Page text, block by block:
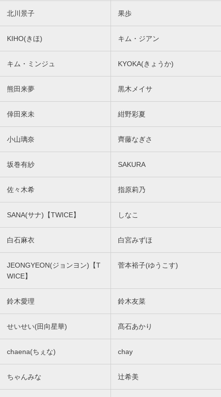
北川景子 果歩
KIHO(きほ) キム・ジアン
キム・ミンジュ KYOKA(きょうか)
熊田来夢 黒木メイサ
倖田來未 紺野彩夏
小山璃奈 齊藤なぎさ
坂巻有紗 SAKURA
佐々木希 指原莉乃
SANA(サナ)【TWICE】 しなこ
白石麻衣 白宮みずほ
JEONGYEON(ジョンヨン)【T
WICE】
菅本裕子(ゆうこす)
鈴木愛理 鈴木友菜
せいせい(田向星華) 髙石あかり
chaena(ちぇな) chay
ちゃんみな 辻希美